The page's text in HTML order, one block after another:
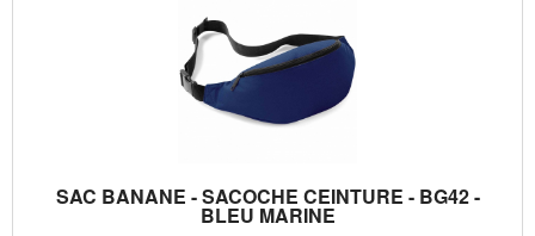
SAC BANANE - SACOCHE CEINTURE - BG42 -
BLEU MARINE